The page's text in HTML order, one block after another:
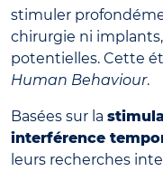
stimuler
chirurgie ni
potentielles. Cette
Human Behaviour.
Basées sur la
interférence
leurs recherches